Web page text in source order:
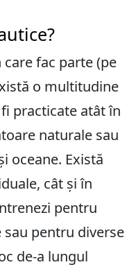
fac parte (pe
o multitudine
practicate atât în
naturale sau
oceane. Există
cât și în
pentru
pentru diverse
de-a lungul